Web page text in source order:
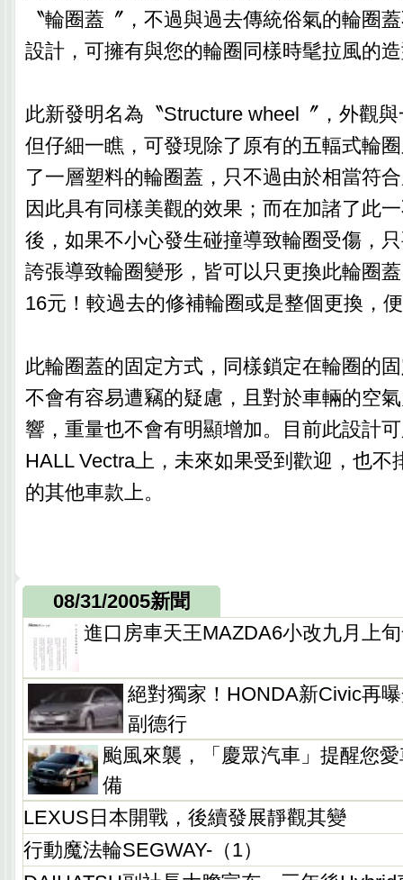
〝輪圈蓋〞，不過與過去傳統俗氣的輪圈
設計，可擁有與您的輪圈同樣時髦拉風的
此新發明名為〝Structure wheel〞，外觀
但仔細一瞧，可發現除了原有的五輻式輪
了一層塑料的輪圈蓋，只不過由於相當符
因此具有同樣美觀的效果；而在加諸了此
後，如果不小心發生碰撞導致輪圈受傷，
誇張導致輪圈變形，皆可以只更換此輪圈
16元！較過去的修補輪圈或是整個更換，
此輪圈蓋的固定方式，同樣鎖定在輪圈的
不會有容易遭竊的疑慮，且對於車輛的空
響，重量也不會有明顯增加。目前此設計
HALL Vectra上，未來如果受到歡迎，也不
的其他車款上。
08/31/2005新聞
進口房車天王MAZDA6小改九月上
絕對獨家！HONDA新Civic再
副德行
颱風來襲，「慶眾汽車」提醒您
備
LEXUS日本開戰，後續發展靜觀其變
行動魔法輪SEGWAY-（1）